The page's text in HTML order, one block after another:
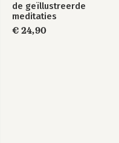
de geïllustreerde
meditaties
€ 24,90